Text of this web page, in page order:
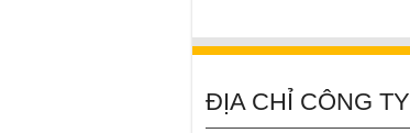
ĐỊA CHỈ CÔNG TY